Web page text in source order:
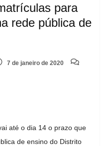
para
rede pública de
7 de janeiro de 2020
até o dia 14 o prazo que
de ensino do Distrito